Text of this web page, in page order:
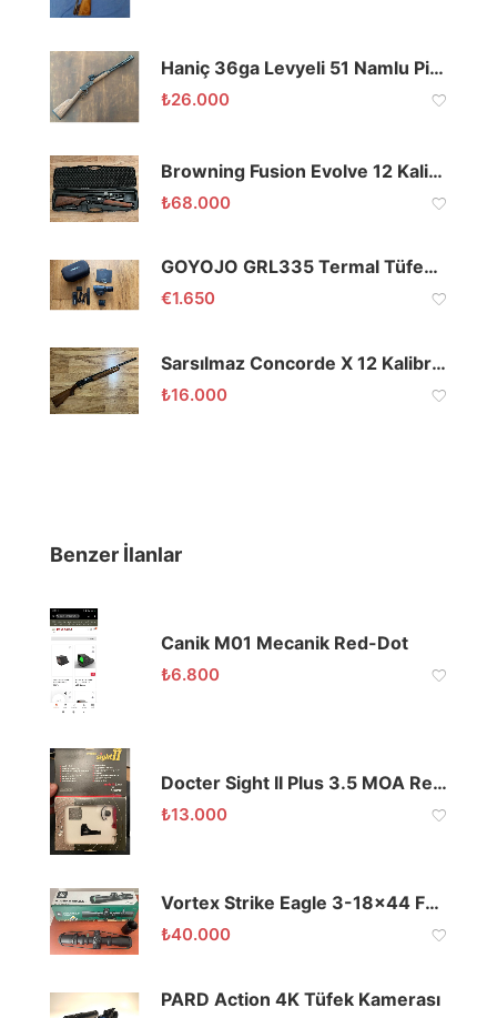
Haniç 36ga Levyeli 51 Namlu Picatinny Raylı
₺26.000
Browning Fusion Evolve 12 Kalibre 66 Namlu 3 İnç
₺68.000
GOYOJO GRL335 Termal Tüfek Dürbünü
€1.650
Sarsılmaz Concorde X 12 Kalibre 61 Namlu Magnum
₺16.000
Benzer İlanlar
Canik M01 Mecanik Red-Dot
₺6.800
Docter Sight II Plus 3.5 MOA Red Dot
₺13.000
Vortex Strike Eagle 3-18×44 FFP EBR-7C (MRAD) Tüfek Dürbünü
₺40.000
PARD Action 4K Tüfek Kamerası